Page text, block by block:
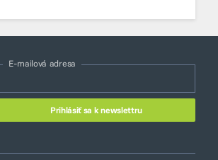
E-mailová adresa